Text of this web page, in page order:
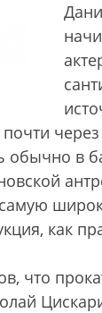
обычно в
как
что